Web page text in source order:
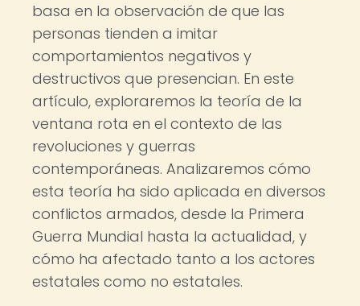
basa en la observación de que las
personas tienden a imitar
comportamientos negativos y
destructivos que presencian. En este
artículo, exploraremos la teoría de la
ventana rota en el contexto de las
revoluciones y guerras
contemporáneas. Analizaremos cómo
esta teoría ha sido aplicada en diversos
conflictos armados, desde la Primera
Guerra Mundial hasta la actualidad, y
cómo ha afectado tanto a los actores
estatales como no estatales.